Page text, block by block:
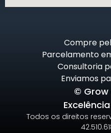
Compre
Parcelamento
Consultoria
Enviamos
© Grow
Todos os direitos